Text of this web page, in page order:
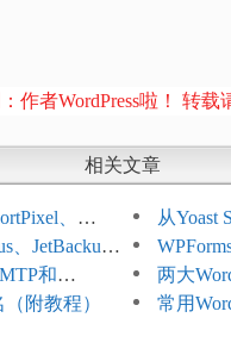
作者WordPress啦！ 转载
相关文章
、
从Yoast
换前检
、JetBackup
系人自
和
两大
哪个好
附教程）
常用